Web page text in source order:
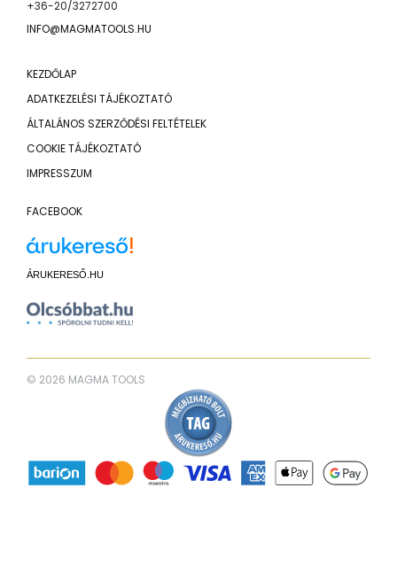
+36-20/3272700
INFO@MAGMATOOLS.HU
KEZDŐLAP
ADATKEZELÉSI TÁJÉKOZTATÓ
ÁLTALÁNOS SZERZŐDÉSI FELTÉTELEK
COOKIE TÁJÉKOZTATÓ
IMPRESSZUM
FACEBOOK
ÁRUKERESŐ.HU
© 2026 MAGMA TOOLS